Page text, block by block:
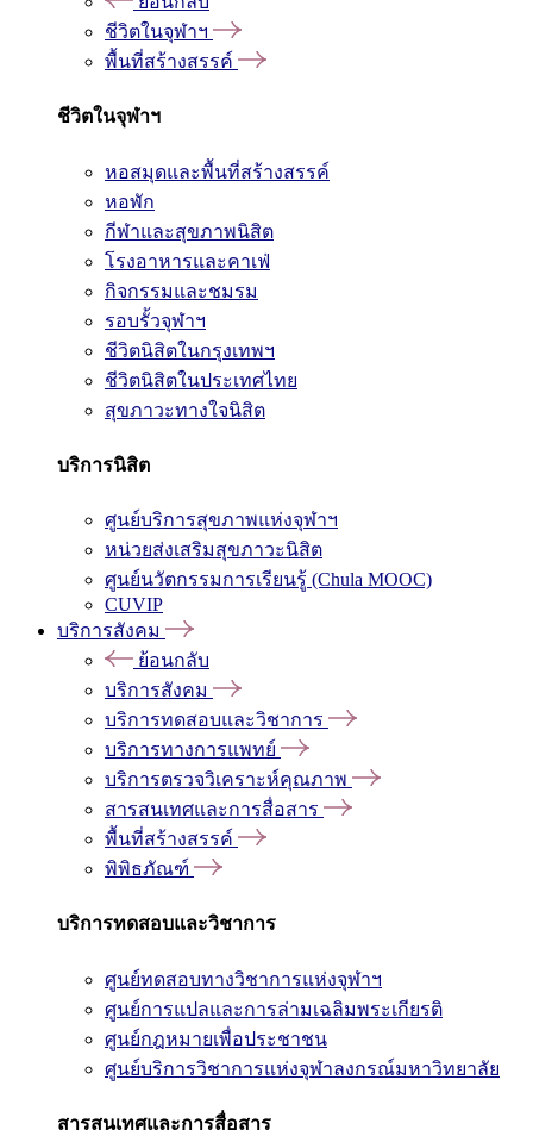
ชีวิตในจุฬาฯ
พื้นที่สร้างสรรค์
ชีวิตในจุฬาฯ
หอสมุดและพื้นที่สร้างสรรค์
หอพัก
กีฬาและสุขภาพนิสิต
โรงอาหารและคาเฟ่
กิจกรรมและชมรม
รอบรั้วจุฬาฯ
ชีวิตนิสิตในกรุงเทพฯ
ชีวิตนิสิตในประเทศไทย
สุขภาวะทางใจนิสิต
บริการนิสิต
ศูนย์บริการสุขภาพแห่งจุฬาฯ
หน่วยส่งเสริมสุขภาวะนิสิต
ศูนย์นวัตกรรมการเรียนรู้ (Chula MOOC)
CUVIP
บริการสังคม
ย้อนกลับ
บริการสังคม
บริการทดสอบและวิชาการ
บริการทางการแพทย์
บริการตรวจวิเคราะห์คุณภาพ
สารสนเทศและการสื่อสาร
พื้นที่สร้างสรรค์
พิพิธภัณฑ์
บริการทดสอบและวิชาการ
ศูนย์ทดสอบทางวิชาการแห่งจุฬาฯ
ศูนย์การแปลและการล่ามเฉลิมพระเกียรติ
ศูนย์กฎหมายเพื่อประชาชน
ศูนย์บริการวิชาการแห่งจุฬาลงกรณ์มหาวิทยาลัย
สารสนเทศและการสื่อสาร